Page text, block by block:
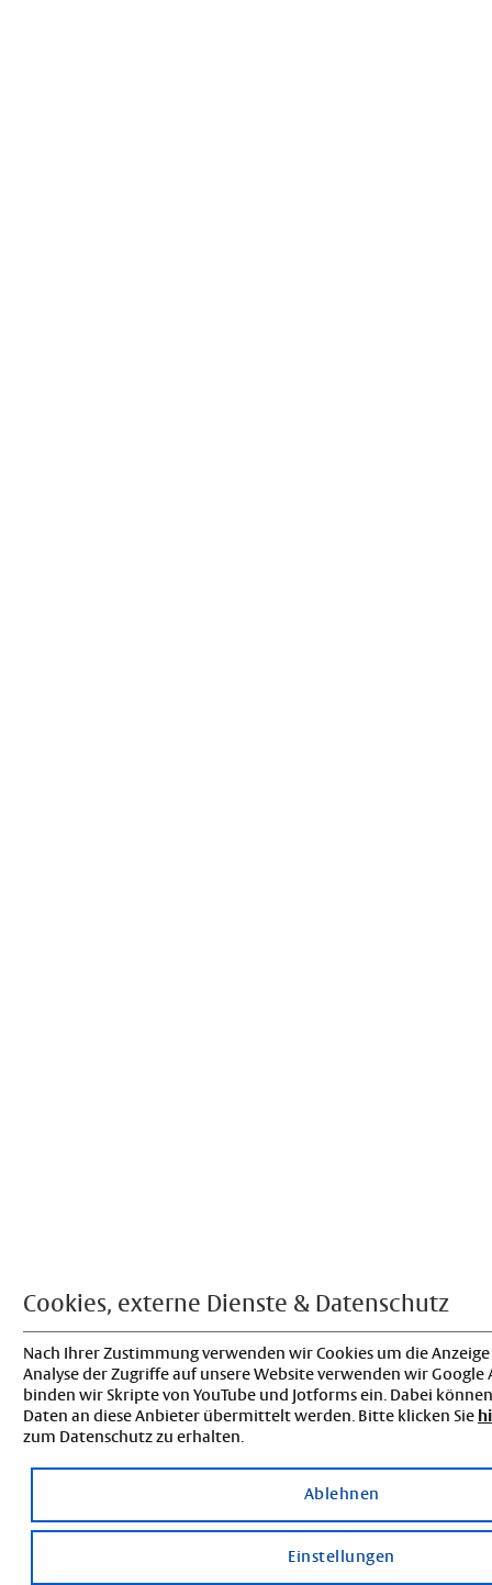
Cookies, externe Dienste & Datenschutz
Nach Ihrer Zustimmung verwenden wir Cookies um die
Analyse der Zugriffe auf unsere Website verwenden wir Google
binden wir Skripte von YouTube und Jotforms ein. Dabei
Daten an diese Anbieter übermittelt werden. Bitte klicken Sie
zum Datenschutz zu erhalten.
Ablehnen
Einstellungen